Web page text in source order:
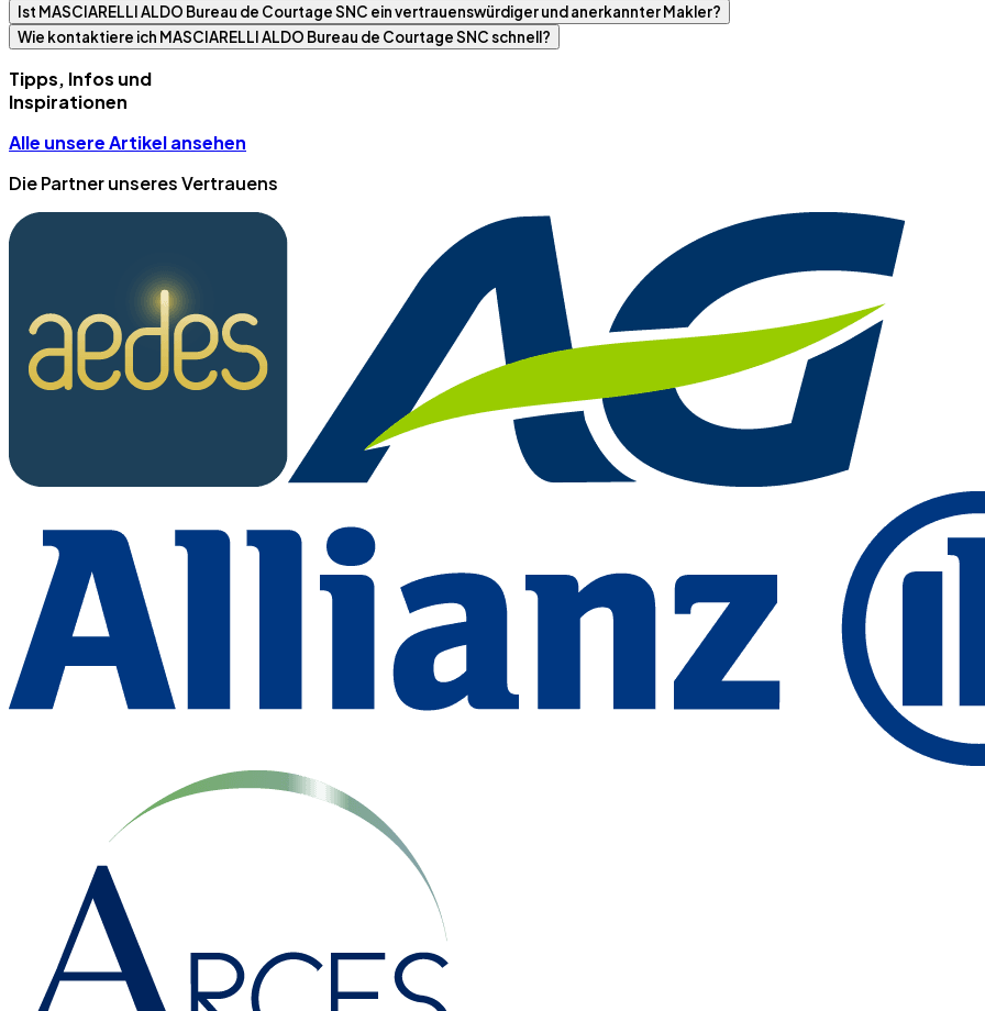
Ist MASCIARELLI ALDO Bureau de Courtage SNC ein vertrauenswürdiger und anerkannter Makler?
Wie kontaktiere ich MASCIARELLI ALDO Bureau de Courtage SNC schnell?
Tipps, Infos und
Inspirationen
Alle unsere Artikel ansehen
Die Partner unseres Vertrauens